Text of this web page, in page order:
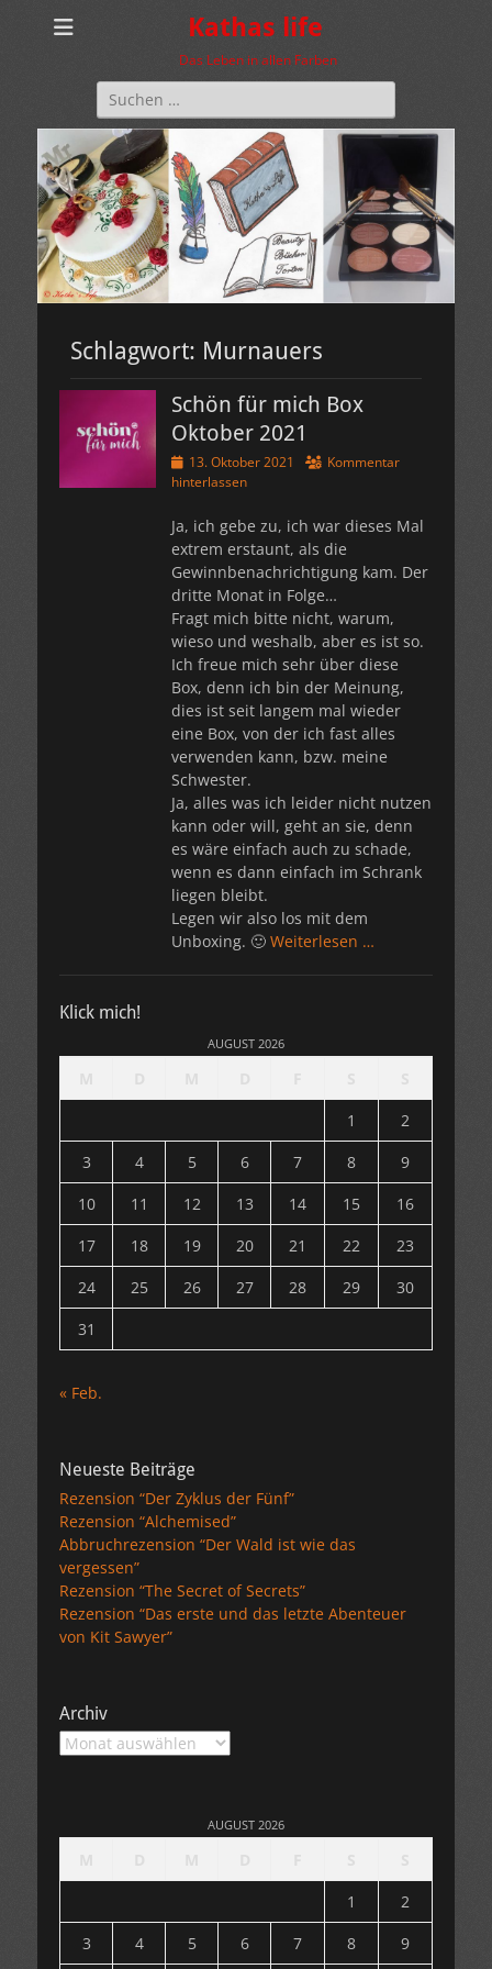
Kathas life
Das Leben in allen Farben
Suchen
nach:
Schlagwort: Murnauers
Schön für mich Box
Oktober 2021
Veröffentlicht
am
13. Oktober 2021
Kommentar
hinterlassen
Ja, ich gebe zu, ich war dieses Mal
extrem erstaunt, als die
Gewinnbenachrichtigung kam. Der
dritte Monat in Folge…
Fragt mich bitte nicht, warum,
wieso und weshalb, aber es ist so.
Ich freue mich sehr über diese
Box, denn ich bin der Meinung,
dies ist seit langem mal wieder
eine Box, von der ich fast alles
verwenden kann, bzw. meine
Schwester.
Ja, alles was ich leider nicht nutzen
kann oder will, geht an sie, denn
es wäre einfach auch zu schade,
wenn es dann einfach im Schrank
liegen bleibt.
Legen wir also los mit dem
Unboxing. 🙂 Weiterlesen …
Klick mich!
AUGUST 2026
1
2
3
4 5 6 7 8
9
10
11 12 13 14 15
16
17
18 19 20 21 22
23
24
25 26 27 28 29
30
31
« Feb.
Neueste Beiträge
Rezension “Der Zyklus der Fünf”
Rezension “Alchemised”
Abbruchrezension “Der Wald ist wie das
vergessen”
Rezension “The Secret of Secrets”
Rezension “Das erste und das letzte Abenteuer
von Kit Sawyer”
Archiv
Archiv
AUGUST 2026
1
2
3
4 5 6 7 8 9